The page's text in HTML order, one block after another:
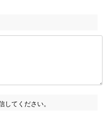
てください。